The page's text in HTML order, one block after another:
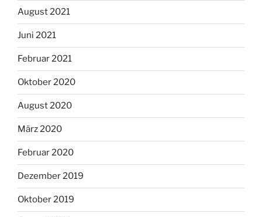
August 2021
Juni 2021
Februar 2021
Oktober 2020
August 2020
März 2020
Februar 2020
Dezember 2019
Oktober 2019